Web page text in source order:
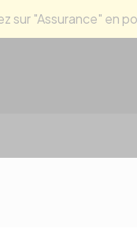
"Assurance" en